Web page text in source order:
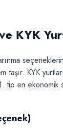
KYK
KYK
tip en